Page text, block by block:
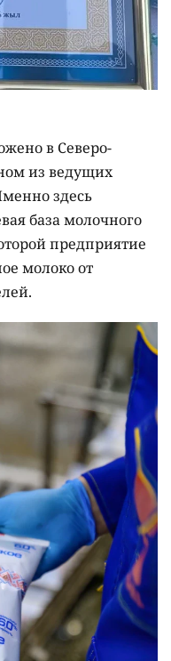
в Северо-
из ведущих
здесь
база молочного
предприятие
молоко от